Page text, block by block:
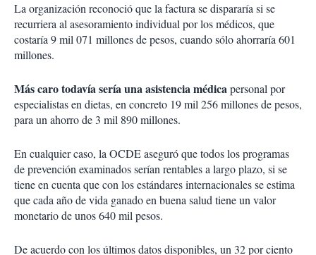
La organización reconoció que la factura se dispararía si se
recurriera al asesoramiento individual por los médicos, que
costaría 9 mil 071 millones de pesos, cuando sólo ahorraría 601
millones.
Más caro todavía sería una asistencia médicapersonal por
especialistas en dietas, en concreto 19 mil 256 millones de pesos,
para un ahorro de 3 mil 890 millones.
En cualquier caso, la OCDE aseguró que todos los programas
de prevención examinados serían rentables a largo plazo, si se
tiene en cuenta que con los estándares internacionales se estima
que cada año de vida ganado en buena salud tiene un valor
monetario de unos 640 mil pesos.
De acuerdo con los últimos datos disponibles, un 32 por ciento